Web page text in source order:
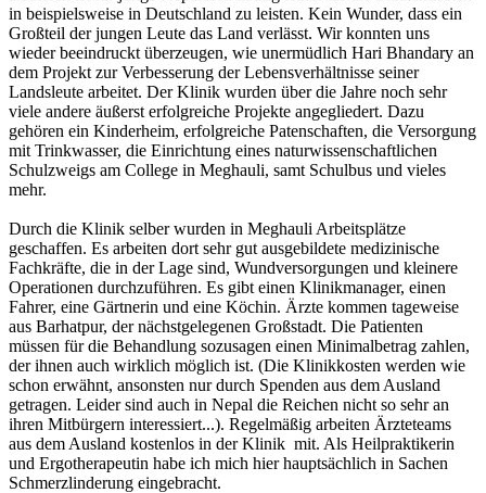
in beispielsweise in Deutschland zu leisten. Kein Wunder, dass ein
Großteil der jungen Leute das Land verlässt. Wir konnten uns
wieder beeindruckt überzeugen, wie unermüdlich Hari Bhandary an
dem Projekt zur Verbesserung der Lebensverhältnisse seiner
Landsleute arbeitet. Der Klinik wurden über die Jahre noch sehr
viele andere äußerst erfolgreiche Projekte angegliedert. Dazu
gehören ein Kinderheim, erfolgreiche Patenschaften, die Versorgung
mit Trinkwasser, die Einrichtung eines naturwissenschaftlichen
Schulzweigs am College in Meghauli, samt Schulbus und vieles
mehr.
Durch die Klinik selber wurden in Meghauli Arbeitsplätze
geschaffen. Es arbeiten dort sehr gut ausgebildete medizinische
Fachkräfte, die in der Lage sind, Wundversorgungen und kleinere
Operationen durchzuführen. Es gibt einen Klinikmanager, einen
Fahrer, eine Gärtnerin und eine Köchin. Ärzte kommen tageweise
aus Barhatpur, der nächstgelegenen Großstadt. Die Patienten
müssen für die Behandlung sozusagen einen Minimalbetrag zahlen,
der ihnen auch wirklich möglich ist. (Die Klinikkosten werden wie
schon erwähnt, ansonsten nur durch Spenden aus dem Ausland
getragen. Leider sind auch in Nepal die Reichen nicht so sehr an
ihren Mitbürgern interessiert...). Regelmäßig arbeiten Ärzteteams
aus dem Ausland kostenlos in der Klinik mit. Als Heilpraktikerin
und Ergotherapeutin habe ich mich hier hauptsächlich in Sachen
Schmerzlinderung eingebracht.